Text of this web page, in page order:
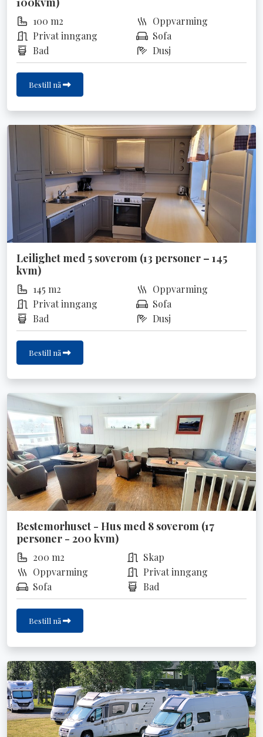
100 m2
Oppvarming
Privat inngang
Sofa
Bad
Dusj
Bestill nå
Leilighet med 5 soverom (13 personer – 145
kvm)
145 m2
Oppvarming
Privat inngang
Sofa
Bad
Dusj
Bestill nå
Bestemorhuset - Hus med 8 soverom (17
personer - 200 kvm)
200 m2
Skap
Oppvarming
Privat inngang
Sofa
Bad
Bestill nå